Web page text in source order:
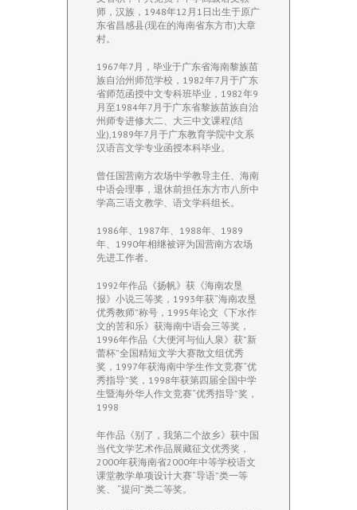
师，汉族，1948年12月1日出生于原广
东省昌感县(现在的海南省东方市)大章
村。
1967年7月，毕业于广东省海南黎族苗
族自治州师范学校，1982年7月于广东
省师范函授中文专科班毕业，1982年9
月至1984年7月于广东省黎族苗族自治
州师专进修大二、大三中文课程(结
业),1989年7月于广东教育学院中文系
汉语言文学专业函授本科毕业。
曾任国营南方农场中学教导主任、海南
中语会理事，退休前担任东方市八所中
学高三语文教学、语文学科组长。
1986年、1987年、1988年、1989
年、1990年相继被评为国营南方农场
先进工作者。
1992年作品《扬帆》获《海南农垦
报》小说三等奖，1993年获“海南农垦
优秀教师”称号，1995年论文《下水作
文的苦和乐》获海南中语会三等奖，
1996年作品《大便河与仙人泉》获”新
蕾杯”全国精短文学大赛散文组优秀
奖，1997年获海南中学生作文竞赛“优
秀指导”奖，1998年获第四届全国中学
生暨海外华人作文竞赛“优秀指导”奖，
1998
年作品《别了，我第二个故乡》获中国
当代文学艺术作品展藏征文优秀奖，
2000年获海南省2000年中等学校语文
课堂教学单项设计大赛“导语”类一等
奖、 “提问”类二等奖。